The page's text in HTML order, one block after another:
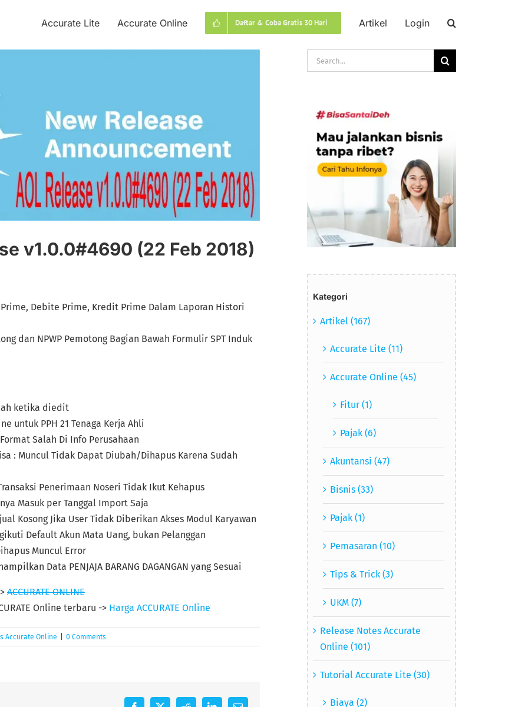
Accurate Lite Accurate Online Daftar & Coba Gratis 30 Hari Artikel Login
v1.0.0#4690 (22 Feb 2018)
Prime, Debite Prime, Kredit Prime Dalam Laporan Histori
dan NPWP Pemotong Bagian Bawah Formulir SPT Induk
ketika diedit
untuk PPH 21 Tenaga Kerja Ahli
Salah Di Info Perusahaan
: Muncul Tidak Dapat Diubah/Dihapus Karena Sudah
Penerimaan Noseri Tidak Ikut Kehapus
Masuk per Tanggal Import Saja
Kosong Jika User Tidak Diberikan Akses Modul Karyawan
Default Akun Mata Uang, bukan Pelanggan
Muncul Error
Data PENJAJA BARANG DAGANGAN yang Sesuai
ACCURATE ONLINE
Online terbaru -> Harga ACCURATE Online
Accurate Online 0 Comments
Search
for:
Kategori
Artikel (167)
Accurate Lite (11)
Accurate Online (45)
Fitur (1)
Pajak (6)
Akuntansi (47)
Bisnis (33)
Pajak (1)
Pemasaran (10)
Tips & Trick (3)
UKM (7)
Release Notes Accurate
Online (101)
Tutorial Accurate Lite (30)
Biaya (2)